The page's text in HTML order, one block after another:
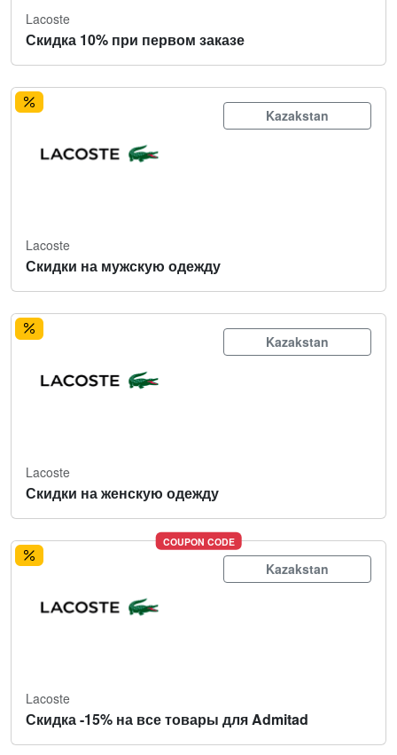
Lacoste
Скидка 10% при первом заказе
Kazakstan
Lacoste
Скидки на мужскую одежду
Kazakstan
Lacoste
Скидки на женскую одежду
COUPON CODE
Kazakstan
Lacoste
Скидка -15% на все товары для Admitad